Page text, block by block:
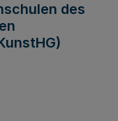
des